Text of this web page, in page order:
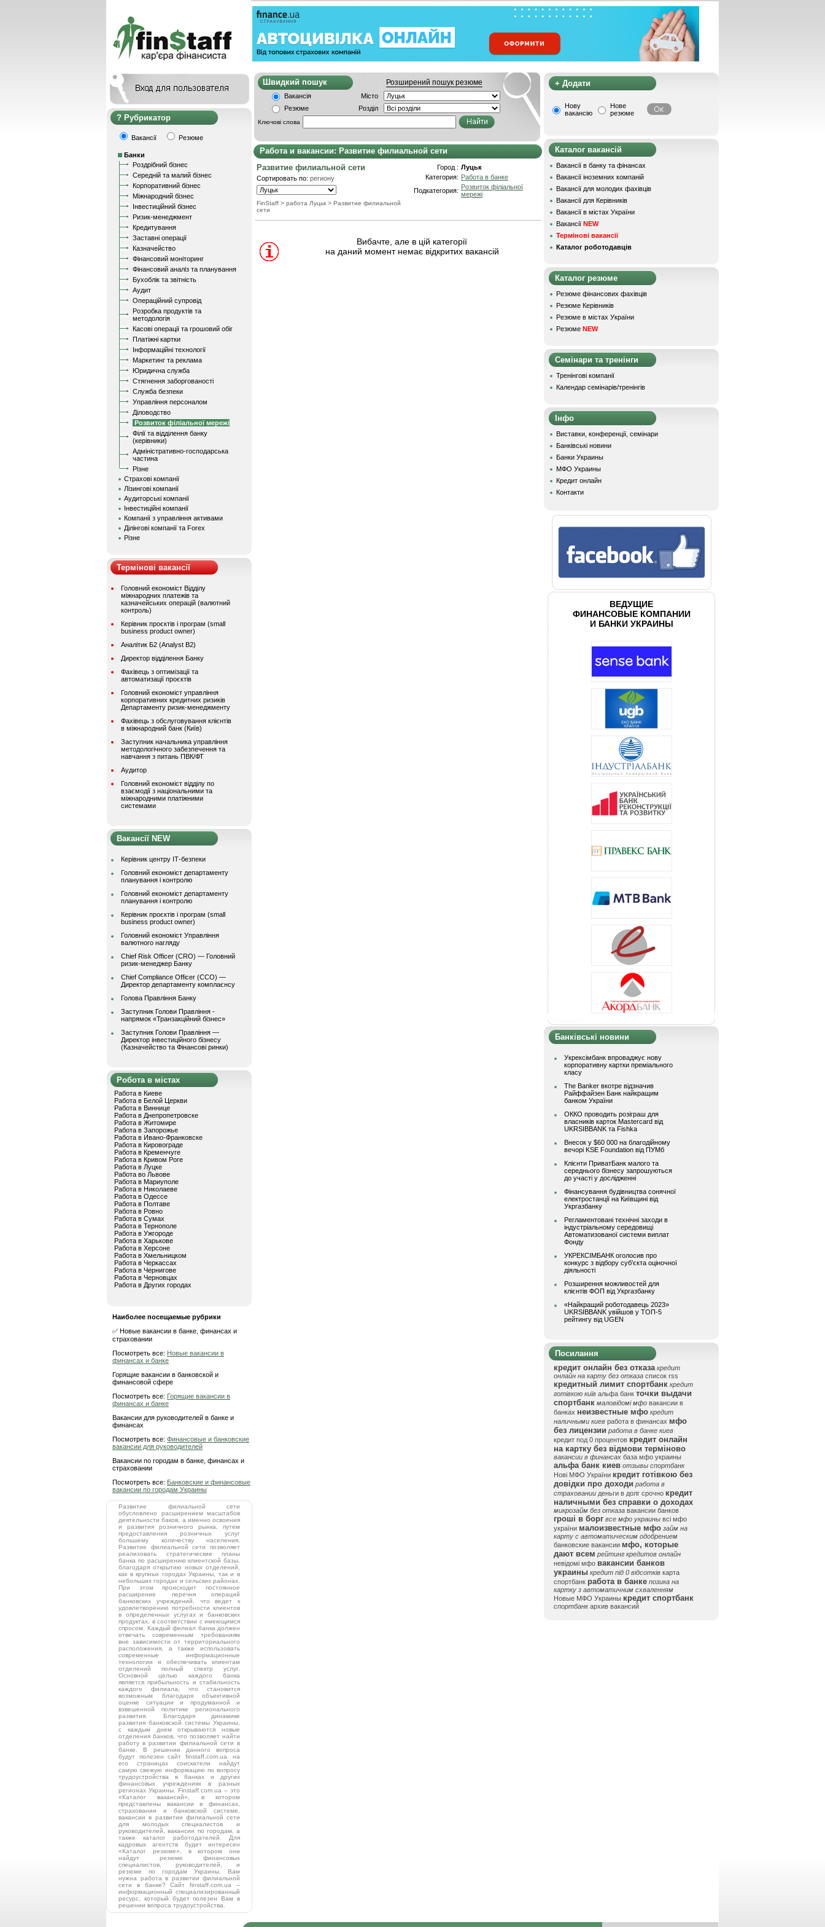
Рубрикатор
Вакансії Резюме
Банки
Роздрібний бізнес
Середній та малий бізнес
Корпоративний бізнес
Міжнародний бізнес
Інвестиційний бізнес
Ризик-менеджмент
Кредитування
Заставні операції
Казначейство
Фінансовий моніторинг
Фінансовий аналіз та планування
Бухоблік та звітність
Аудит
Операційний супровід
Розробка продуктів та
методологія
Касові операції та грошовий обіг
Платіжні картки
Інформаційні технології
Маркетинг та реклама
Юридична служба
Стягнення заборгованості
Служба безпеки
Управління персоналом
Діловодство
Розвиток філіальної мережі
Філії та відділення банку
(керівники)
Адміністративно-господарська
частина
Різне
Страхові компанії
Лізингові компанії
Аудиторські компанії
Інвестиційні компанії
Компанії з управління активами
Ділінгові компанії та Forex
Різне
Термінові вакансії
Головний економіст Відділу
міжнародних платежів та
казначейських операцій (валютний
контроль)
Керівник проєктів і програм (small
business product owner)
Аналітик Б2 (Analyst B2)
Директор відділення Банку
Фахівець з оптимізації та
автоматизації проєктів
Головний економіст управління
корпоративних кредитних ризиків
Департаменту ризик-менеджменту
Фахівець з обслуговування клієнтів
в міжнародний банк (Київ)
Заступник начальника управління
методологічного забезпечення та
навчання з питань ПВК/ФТ
Аудитор
Головний економіст відділу по
взаємодії з національними та
міжнародними платіжними
системами
Вакансії NEW
Керівник центру ІТ-безпеки
Головний економіст департаменту
планування і контролю
Головний економіст департаменту
планування і контролю
Керівник проєктів і програм (small
business product owner)
Головний економіст Управління
валютного нагляду
Chief Risk Officer (CRO) — Головний
ризик-менеджер Банку
Chief Compliance Officer (CCO) —
Директор департаменту комплаєнсу
Голова Правління Банку
Заступник Голови Правління -
напрямок «Транзакційний бізнес»
Заступник Голови Правління —
Директор інвестиційного бізнесу
(Казначейство та Фінансові ринки)
Робота в містах
Работа в Киеве
Работа в Белой Церкви
Работа в Виннице
Работа в Днепропетровске
Работа в Житомире
Работа в Запорожье
Работа в Ивано-Франковске
Работа в Кировограде
Работа в Кременчуге
Работа в Кривом Роге
Работа в Луцке
Работа во Львове
Работа в Мариуполе
Работа в Николаеве
Работа в Одессе
Работа в Полтаве
Работа в Ровно
Работа в Сумах
Работа в Тернополе
Работа в Ужгороде
Работа в Харькове
Работа в Херсоне
Работа в Хмельницком
Работа в Черкассах
Работа в Чернигове
Работа в Черновцах
Работа в Других городах
Наиболее посещаемые рубрики
✅ Новые вакансии в банке, финансах и
страховании
Посмотреть все: Новые вакансии в
финансах и банке
Горящие вакансии в банковской и
финансовой сфере
Посмотреть все: Горящие вакансии в
финансах и банке
Вакансии для руководителей в банке и
финансах
Посмотреть все: Финансовые и банковские
вакансии для руководителей
Вакансии по городам в банке, финансах и
страховании
Посмотреть все: Банковские и финансовые
вакансии по городам Украины
Развитие филиальной сети
обусловлено расширением масштабов
деятельности баков, а именно освоения
и развития розничного рынка, путем
предоставления розничных услуг
большему количеству населения.
Развитие филиальной сети позволяет
реализовать стратегические планы
банка по расширению клиентской базы,
благодаря открытию новых отделений,
как в крупных городах Украины, так и в
небольших городах и сельских районах.
При этом происходит постоянное
расширение перечня операций
банковских учреждений, что ведет к
удовлетворению потребности клиентов
в определенных услугах и банковских
продуктах, в соответствии с имеющимся
спросом. Каждый филиал банка должен
отвечать современным требованиям
вне зависимости от территориального
расположения, а также использовать
современные информационные
технологии и обеспечивать клиентам
отделений полный спектр услуг.
Основной целью каждого банка
является прибыльность и стабильность
каждого филиала, что становится
возможным благодаря объективной
оценке ситуации и продуманной и
взвешенной политике регионального
развития. Благодаря динамике
развития банковской системы Украины,
с каждым днем открываются новые
отделения банков, что позволяет найти
работу в развитии филиальной сети в
банке. В решении данного вопроса
будут полезен сайт finstaff.com.ua. на
его страницах соискатели найдут
самую свежую информацию по вопросу
трудоустройства в банках и других
финансовых учреждениях в разных
регионах Украины. Finstaff.com.ua – это
«Каталог вакансий», в котором
представлены вакансии в финансах,
страховании и банковской системе,
вакансии в развитии филиальной сети
для молодых специалистов и
руководителей, вакансии по городам, а
также каталог работодателей. Для
кадровых агентств будет интересен
«Каталог резюме», в котором они
найдут резюме финансовых
специалистов, руководителей, и
резюме по городам Украины. Вам
нужна работа в развитии филиальной
сети в банке? Сайт finstaff.com.ua –
информационный специализированный
ресурс, который будет полезен Вам в
решении вопроса трудоустройства.
Швидкий пошук Розширений пошук резюме
Вакансія
Місто
Резюме
Розділ
Ключові слова
Работа и вакансии: Развитие филиальной сети
Развитие филиальной сети
Сортировать по: региону
FinStaff > работа Луцьк > Развитие филиальной
сети
Город : Луцьк
Категория: Работа в банке
Подкатегория: Розвиток філіальної
мережі
Вибачте, але в цій категорії
на даний момент немає відкритих вакансій
+ Додати
Нову
вакансію
Нове
резюме
Каталог вакансій
Вакансії в банку та фінансах
Вакансії іноземних компаній
Вакансії для молодих фахівців
Вакансії для Керівників
Вакансії в містах України
Вакансії NEW
Термінові вакансії
Каталог роботодавців
Каталог резюме
Резюме фінансових фахівців
Резюме Керівників
Резюме в містах України
Резюме NEW
Семінари та тренінги
Тренінгові компанії
Календар семінарів/тренінгів
Інфо
Виставки, конференції, семінари
Банківські новини
Банки Украины
МФО Украины
Кредит онлайн
Контакти
ВЕДУЩИЕ
ФИНАНСОВЫЕ КОМПАНИИ
И БАНКИ УКРАИНЫ
Банківські новини
Укрексімбанк впроваджує нову
корпоративну картки преміального
класу
The Banker вкотре відзначив
Райффайзен Банк найкращим
банком України
ОККО проводить розіграш для
власників карток Mastercard від
UKRSIBBANK та Fishka
Внесок у $60 000 на благодійному
вечорі KSE Foundation від ПУМб
Клієнти ПриватБанк малого та
середнього бізнесу запрошуються
до участі у дослідженні
Фінансування будівництва сонячної
електростанції на Київщині від
Укргазбанку
Регламентовані технічні заходи в
індустріальному середовищі
Автоматизованої системи виплат
Фонду
УКРЕКСІМБАНК оголосив про
конкурс з відбору суб’єкта оціночної
діяльності
Розширення можливостей для
клієнтів ФОП від Укргазбанку
«Найкращий роботодавець 2023»
UKRSIBBANK увійшов у ТОП-5
рейтингу від UGEN
Посилання
кредит онлайн без отказа кредит
онлайн на карту без отказа список rss
кредитный лимит спортбанк кредит
готівкою київ альфа банк точки выдачи
спортбанк маловідомі мфо вакансии в
банках неизвестные мфо кредит
наличными киев работа в финансах мфо
без лицензии работа в банке киев
кредит под 0 процентов кредит онлайн
на картку без відмови терміново
вакансии в финансах база мфо украины
альфа банк киев отзывы спортбанк
Нові МФО України кредит готівкою без
довідки про доходи работа в
страховании деньги в долг срочно кредит
наличными без справки о доходах
микрозайм без отказа вакансии банков
гроші в борг все мфо украины всі мфо
україни малоизвестные мфо займ на
карту с автоматическим одобрением
банковские вакансии мфо, которые
дают всем рейтинг кредитов онлайн
невідомі мфо вакансии банков
украины кредит під 0 відсотків карта
спортбанк работа в банке позика на
картку з автоматичним схваленням
Новые МФО Украины кредит спортбанк
спортбанк архив вакансий